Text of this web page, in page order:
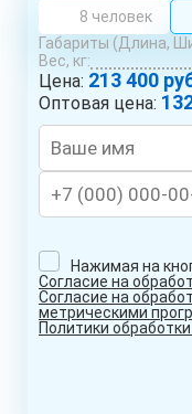
8 человек
Габариты (Длина,
Вес, кг:
Цена: 213 400
Оптовая цена:
Нажимая на
Согласие на
Согласие на
метрическими
Политики